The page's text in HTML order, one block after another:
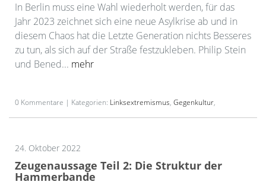
In Berlin muss eine Wahl wiederholt werden, für das
Jahr 2023 zeichnet sich eine neue Asylkrise ab und in
diesem Chaos hat die Letzte Generation nichts Besseres
zu tun, als sich auf der Straße festzukleben. Philip Stein
und Bened... mehr
0 Kommentare | Kategorien: Linksextremismus, Gegenkultur,
24. Oktober 2022
Zeugenaussage Teil 2: Die Struktur der
Hammerbande